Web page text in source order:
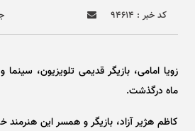
کد خبر : ۹۴۶۱۴
ماه درگذشت.
کاظم هژیر آزاد، بازیگر و همسر این هنرمند